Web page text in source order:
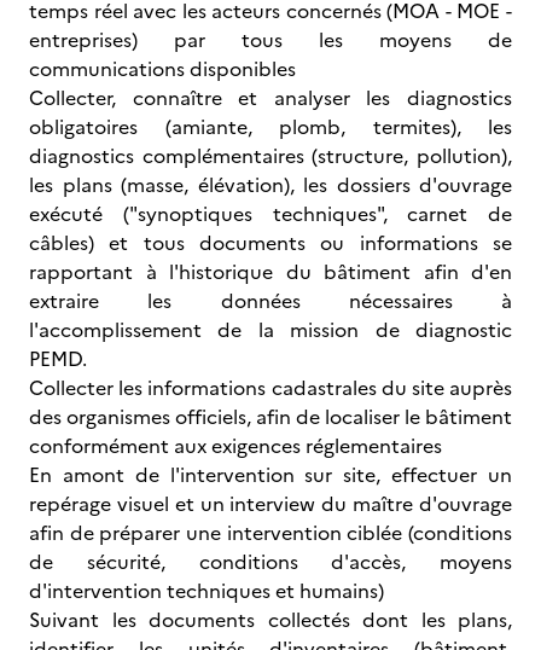
temps réel avec les acteurs concernés (MOA - MOE -
entreprises) par tous les moyens de
communications disponibles
Collecter, connaître et analyser les diagnostics
obligatoires (amiante, plomb, termites), les
diagnostics complémentaires (structure, pollution),
les plans (masse, élévation), les dossiers d'ouvrage
exécuté ("synoptiques techniques", carnet de
câbles) et tous documents ou informations se
rapportant à l'historique du bâtiment afin d'en
extraire les données nécessaires à
l'accomplissement de la mission de diagnostic
PEMD.
Collecter les informations cadastrales du site auprès
des organismes officiels, afin de localiser le bâtiment
conformément aux exigences réglementaires
En amont de l'intervention sur site, effectuer un
repérage visuel et un interview du maître d'ouvrage
afin de préparer une intervention ciblée (conditions
de sécurité, conditions d'accès, moyens
d'intervention techniques et humains)
Suivant les documents collectés dont les plans,